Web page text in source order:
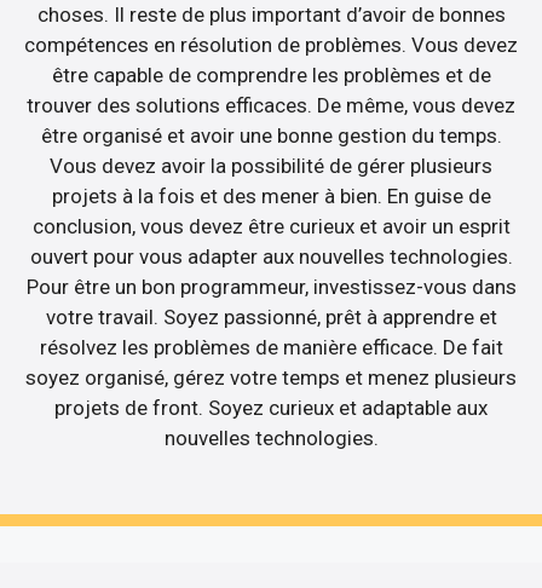
choses. Il reste de plus important d’avoir de bonnes
compétences en résolution de problèmes. Vous devez
être capable de comprendre les problèmes et de
trouver des solutions efficaces. De même, vous devez
être organisé et avoir une bonne gestion du temps.
Vous devez avoir la possibilité de gérer plusieurs
projets à la fois et des mener à bien. En guise de
conclusion, vous devez être curieux et avoir un esprit
ouvert pour vous adapter aux nouvelles technologies.
Pour être un bon programmeur, investissez-vous dans
votre travail. Soyez passionné, prêt à apprendre et
résolvez les problèmes de manière efficace. De fait
soyez organisé, gérez votre temps et menez plusieurs
projets de front. Soyez curieux et adaptable aux
nouvelles technologies.